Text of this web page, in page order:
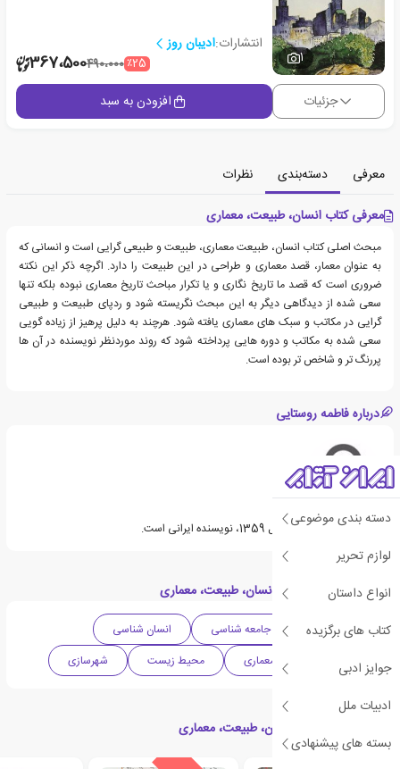
دسته بندی موضوعی
لوازم تحریر
انواع داستان
کتاب های برگزیده
جوایز ادبی
ادبیات ملل
بسته های پیشنهادی
1
انتشارات:ادیبان روز
٪25490،000367،500
جزئیات افزودن به سبد
معرفی دسته‌بندی
نظرات
معرفی کتاب انسان، طبیعت، معماری
مبحث اصلی کتاب انسان، طبیعت معماری، طبیعت و طبیعی گرایی است و انسانی که
به عنوان معمار، قصد معماری و طراحی در این طبیعت را دارد. اگرچه ذکر این نکته
ضروری است که قصد ما تاریخ نگاری و یا تکرار مباحث تاریخ معماری نبوده بلکه تنها
سعی شده از دیدگاهی دیگر به این مبحث نگریسته شود و ردپای طبیعت و طبیعی
گرایی در مکاتب و سبک های معماری یافته شود. هرچند به دلیل پرهیز از زیاده گویی
سعی شده به مکاتب و دوره هایی پرداخته شود که روند موردنظر نویسنده در آن ها
پررنگ تر و شاخص تر بوده است.
درباره فاطمه روستایی
فاطمه روستایی متولد سال 1359، نویسنده ایرانی است.
دسته بندی های کتاب انسان، طبیعت، معماری
ادبیات ایران جامعه شناسی
انسان شناسی
کتاب مصور
معماری محیط زیست شهرسازی
کتاب های مرتبط با انسان، طبیعت، معماری